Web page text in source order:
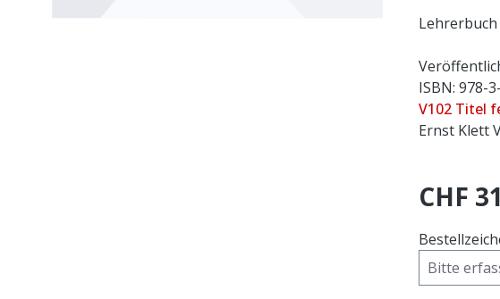
Lehrerbuch
ISBN: 978-
V102 Titel
Ernst Klett
CHF